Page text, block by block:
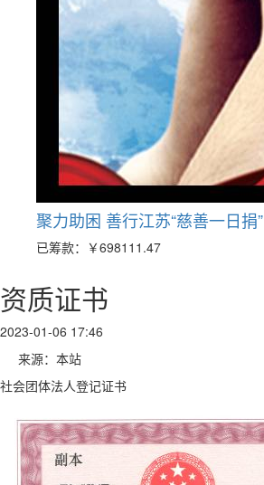
聚力助困 善行江苏“慈善一日捐”
已筹款： ￥698111.47
资质证书
2023-01-06 17:46
来源：本站
社会团体法人登记证书